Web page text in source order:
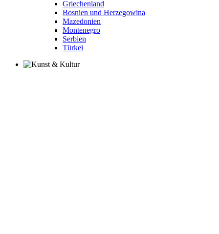
Griechenland
Bosnien und Herzegowina
Mazedonien
Montenegro
Serbien
Türkei